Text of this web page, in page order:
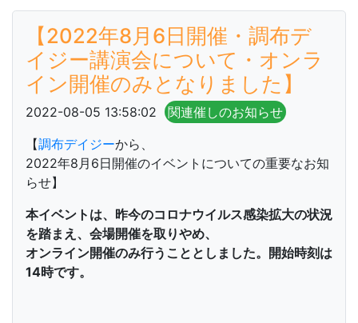
【2022年8月6日開催・調布デ
イジー講演会について・オンラ
イン開催のみとなりました】
2022-08-05 13:58:02
関連催しのお知らせ
【調布デイジーから、
2022年8月6日開催のイベントについての重要なお知
らせ】
本イベントは、昨今のコロナウイルス感染拡大の状況
を踏まえ、会場開催を取りやめ、
オンライン開催のみ行うこととしました。開始時刻は
14時です。